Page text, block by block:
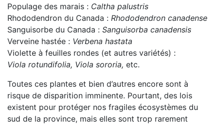
Populage des marais : Caltha palustris
Rhododendron du Canada : Rhododendron canadense
Sanguisorbe du Canada : Sanguisorba canadensis
Verveine hastée : Verbena hastata
Violette à feuilles rondes (et autres variétés) :
Viola rotundifolia, Viola sororia, etc.
Toutes ces plantes et bien d’autres encore sont à
risque de disparition imminente. Pourtant, des lois
existent pour protéger nos fragiles écosystèmes du
sud de la province, mais elles sont trop rarement